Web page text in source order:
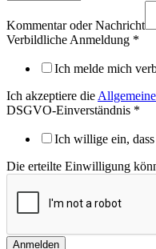
Kommentar oder Nachricht
Verbildliche Anmeldung *
Ich melde mich
Ich akzeptiere die
DSGVO-Einverständnis *
Ich willige ein,
Die erteilte Einwilligung
Anmelden